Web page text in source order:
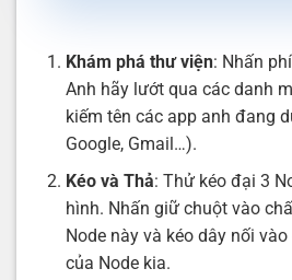
Khám phá thư viện: Nhấn
Anh hãy lướt qua các danh
kiếm tên các app anh đang
Google, Gmail…).
Kéo và Thả: Thử kéo đại 3
hình. Nhấn giữ chuột vào
Node này và kéo dây nối
của Node kia.